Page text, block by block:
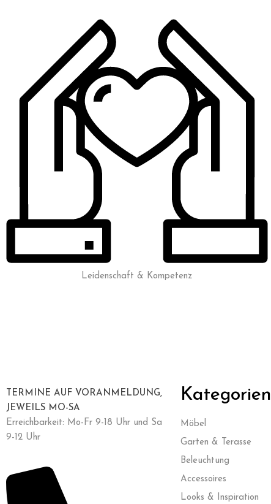
Leidenschaft & Kompetenz
TERMINE AUF VORANMELDUNG,
JEWEILS MO-SA
Erreichbarkeit: Mo-Fr 9-18 Uhr und Sa
9-12 Uhr
Kategorien
Möbel
Garten & Terasse
Beleuchtung
Accessoires
Looks & Inspiration